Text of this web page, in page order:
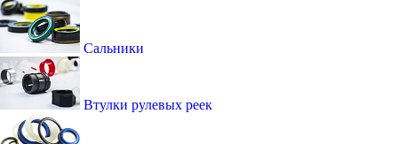
Сальники
Втулки рулевых реек